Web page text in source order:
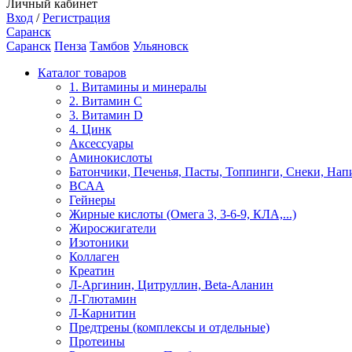
Личный кабинет
Вход / Регистрация
Саранск
Саранск Пенза Тамбов Ульяновск
Каталог товаров
1. Витамины и минералы
2. Витамин С
3. Витамин D
4. Цинк
Аксессуары
Аминокислоты
Батончики, Печенья, Пасты, Топпинги, Снеки,
ВСАА
Гейнеры
Жирные кислоты (Омега 3, 3-6-9, КЛА,...)
Жиросжигатели
Изотоники
Коллаген
Креатин
Л-Аргинин, Цитруллин, Beta-Аланин
Л-Глютамин
Л-Карнитин
Предтрены (комплексы и отдельные)
Протеины